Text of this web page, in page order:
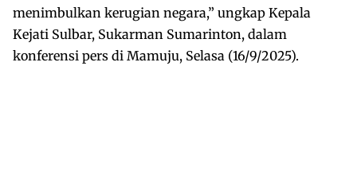
menimbulkan kerugian negara,” ungkap Kepala
Kejati Sulbar, Sukarman Sumarinton, dalam
konferensi pers di Mamuju, Selasa (16/9/2025).